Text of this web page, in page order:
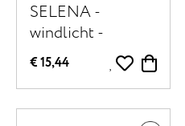
SELENA -
windlicht -
seleniet - DIA 6 x
H 5 cm - wit
€ 15,44